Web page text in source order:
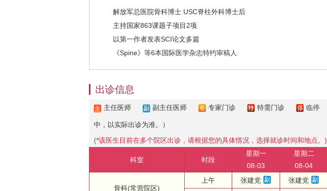
解放军总医院骨科博士 USC脊柱外科博士后
主持国家863课题子项目2项
以第一作者发表SCI论文多篇
《Spine》等6本国际医学杂志特约审稿人
出诊信息
主任医师 副主任医师 专家门诊 特需门诊 临停
中，以实际出诊为准。）
(*该医生目前在多个院区出诊，请根据您的具体情况，选择就诊时间和地点。)
科室 时段
星期一
08-03
星期二
08-04
骨科(常营院区)
上午 张建党 张建党